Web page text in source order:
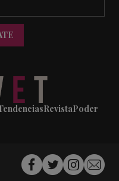
RevistaPoder